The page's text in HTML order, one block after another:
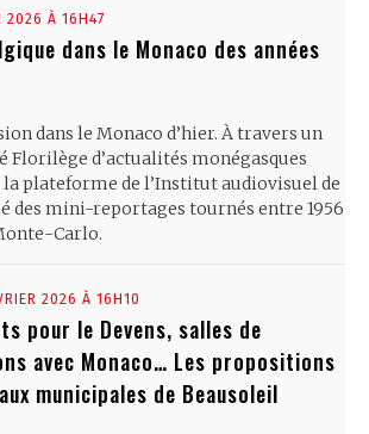
2026 À 16H47
dans le Monaco des années
dans le Monaco d’hier. À travers un
Florilège d’actualités monégasques
plateforme de l’Institut audiovisuel de
des mini-reportages tournés entre 1956
Carlo.
2026 À 16H10
pour le Devens, salles de
avec Monaco… Les propositions
municipales de Beausoleil